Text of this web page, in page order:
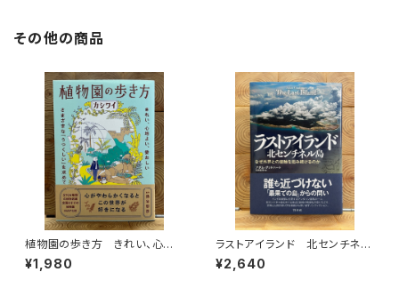
その他の商品
植物園の歩き方 きれい、心地
よい、愛おしい さまざまな「うつ
くしい」を求めて
¥1,980
ラストアイランド 北センチネル
島 なぜ外界との接触を拒み続
けるのか
¥2,640